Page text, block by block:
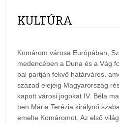
KULTÚRA
Komárom városa Európában,
medencében a Duna és a Vág
bal partján fekvő határváros,
század elejéig Magyarország
kapott városi jogokat IV. Béla
ben Mária Terézia királynő
emelte Komáromot. Az első